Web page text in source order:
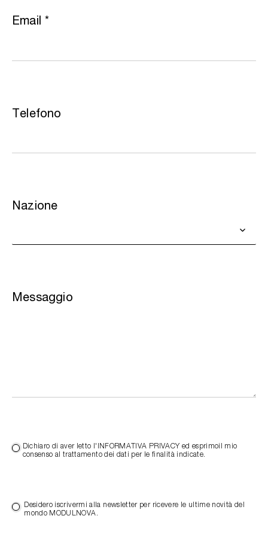
Email *
Telefono
Nazione
Messaggio
Dichiaro di aver letto l'INFORMATIVA PRIVACY ed esprimoil mio
consenso al trattamento dei dati per le finalità indicate.
Desidero iscrivermi alla newsletter per ricevere le ultime novità del
mondo MODULNOVA.